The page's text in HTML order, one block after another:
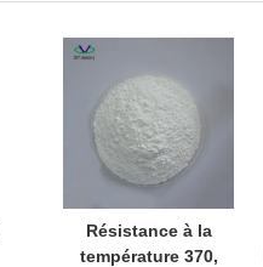
Résistance à la
température 370,